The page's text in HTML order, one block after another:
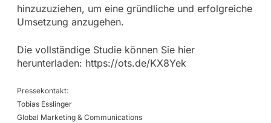
hinzuzuziehen, um eine gründliche und erfolgreiche
Umsetzung anzugehen.
Die vollständige Studie können Sie hier
herunterladen: https://ots.de/KX8Yek
Pressekontakt:
Tobias Esslinger
Global Marketing & Communications